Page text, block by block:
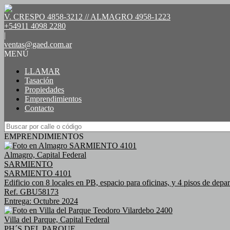
V. CRESPO 4858-3212 // ALMAGRO 4958-1223
+54911 4098 2280
|
ventas@gaed.com.ar
MENÚ
LLAMAR
Tasación
Propiedades
Emprendimientos
Contacto
EMPRENDIMIENTOS
Almagro, Capital Federal
SARMIENTO
SARMIENTO 4101
Edificio con 8 locales en PB, espacio para oficinas, y 4 pisos de
Ref. GBU58173
Entrega: Octubre 2024
Villa del Parque, Capital Federal